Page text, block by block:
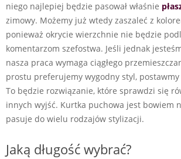
niego najlepiej będzie pasował właśnie
zimowy. Możemy już wtedy zaszaleć z
ponieważ okrycie wierzchnie nie będzie
komentarzom szefostwa. Jeśli jednak
nasza praca wymaga ciągłego
prostu preferujemy wygodny styl,
To będzie rozwiązanie, które sprawdzi się
innych wyjść. Kurtka puchowa jest bowiem
pasuje do wielu rodzajów stylizacji.
Jaką długość wybrać?